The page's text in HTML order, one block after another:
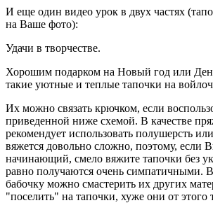
И еще один видео урок в двух частях
на Ваше фото):
Удачи в творчестве.
Хорошим подарком на Новый год или
такие уютные и теплые тапочки на
Их можно связать крючком, если
приведенной ниже схемой. В качестве
рекомендует использовать полушерсть
вяжется довольно сложно, поэтому, если
начинающий, смело вяжите тапочки без
равно получаются очень симпатичными.
бабочку можно смастерить их других
"поселить" на тапочки, хуже они от этого